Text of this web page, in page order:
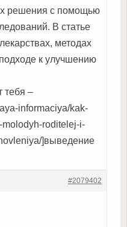
решения с помощью
В статье
методах
к улучшению
тебя –
informaciya/kak-
roditelej-i-
]выведение
#2079402